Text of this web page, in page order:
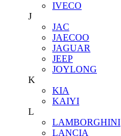
IVECO
J
JAC
JAECOO
JAGUAR
JEEP
JOYLONG
K
KIA
KAIYI
L
LAMBORGHINI
LANCIA